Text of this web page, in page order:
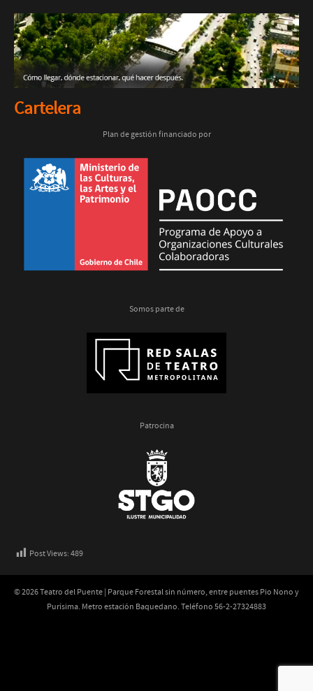
Cartelera
Plan de gestión financiado por
Somos parte de
Patrocina
Post Views:489
© 2026 Teatro del Puente | Parque Forestal sin número, entre puentes Pio Nono y
Purísima. Metro estación Baquedano. Teléfono 56-2-27324883